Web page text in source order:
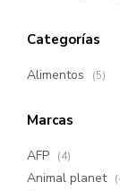
Categorías
Alimentos (5)
Marcas
AFP (4)
Animal planet